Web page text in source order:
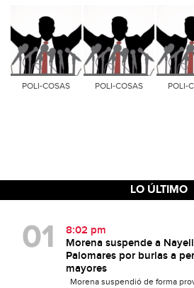
POLI-COSAS POLI-COSAS POLI-
LO ÚLTIMO
8:02 pm
Morena suspende a Nayeli
Palomares por burlas a
mayores
Morena suspendió de forma